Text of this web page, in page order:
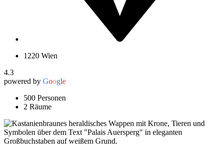
1220 Wien
4.3
powered by Google
500 Personen
2 Räume